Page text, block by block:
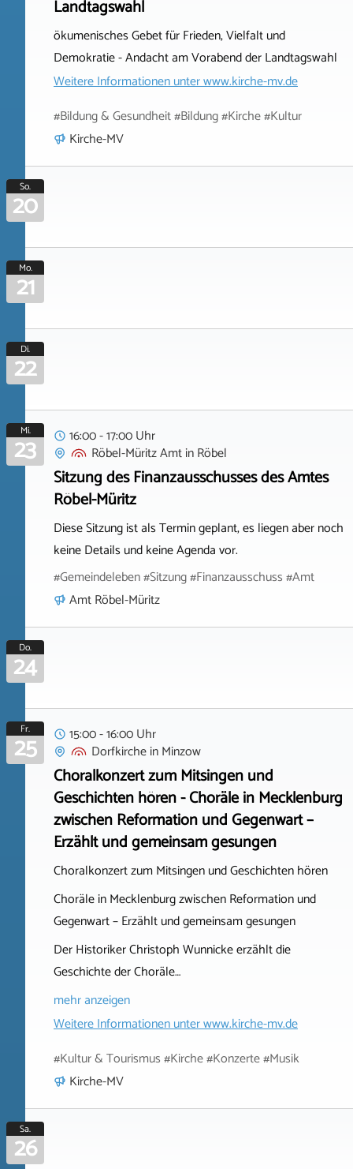
Landtagswahl
ökumenisches Gebet für Frieden, Vielfalt und
Demokratie - Andacht am Vorabend der Landtagswahl
Weitere Informationen unterwww.kirche-mv.de
#Bildung & Gesundheit #Bildung #Kirche #Kultur
Kirche-MV
So.
20
Mo.
21
Di.
22
Mi.
23
16:00 - 17:00 Uhr
Röbel-Müritz AmtinRöbel
Sitzung des Finanzausschusses des Amtes
Röbel-Müritz
Diese Sitzung ist als Termin geplant, es liegen aber noch
keine Details und keine Agenda vor.
#Gemeindeleben #Sitzung #Finanzausschuss #Amt
Amt Röbel-Müritz
Do.
24
Fr.
25
15:00 - 16:00 Uhr
DorfkircheinMinzow
Choralkonzert zum Mitsingen und
Geschichten hören - Choräle in Mecklenburg
zwischen Reformation und Gegenwart –
Erzählt und gemeinsam gesungen
Choralkonzert zum Mitsingen und Geschichten hören
Choräle in Mecklenburg zwischen Reformation und
Gegenwart – Erzählt und gemeinsam gesungen
Der Historiker Christoph Wunnicke erzählt die
Geschichte der Choräle…
mehr anzeigen
Weitere Informationen unterwww.kirche-mv.de
#Kultur & Tourismus #Kirche #Konzerte #Musik
Kirche-MV
Sa.
26